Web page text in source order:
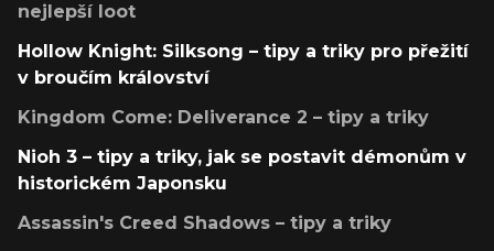
nejlepší loot
Hollow Knight: Silksong – tipy a triky pro přežití
v broučím království
Kingdom Come: Deliverance 2 – tipy a triky
Nioh 3 – tipy a triky, jak se postavit démonům v
historickém Japonsku
Assassin's Creed Shadows – tipy a triky